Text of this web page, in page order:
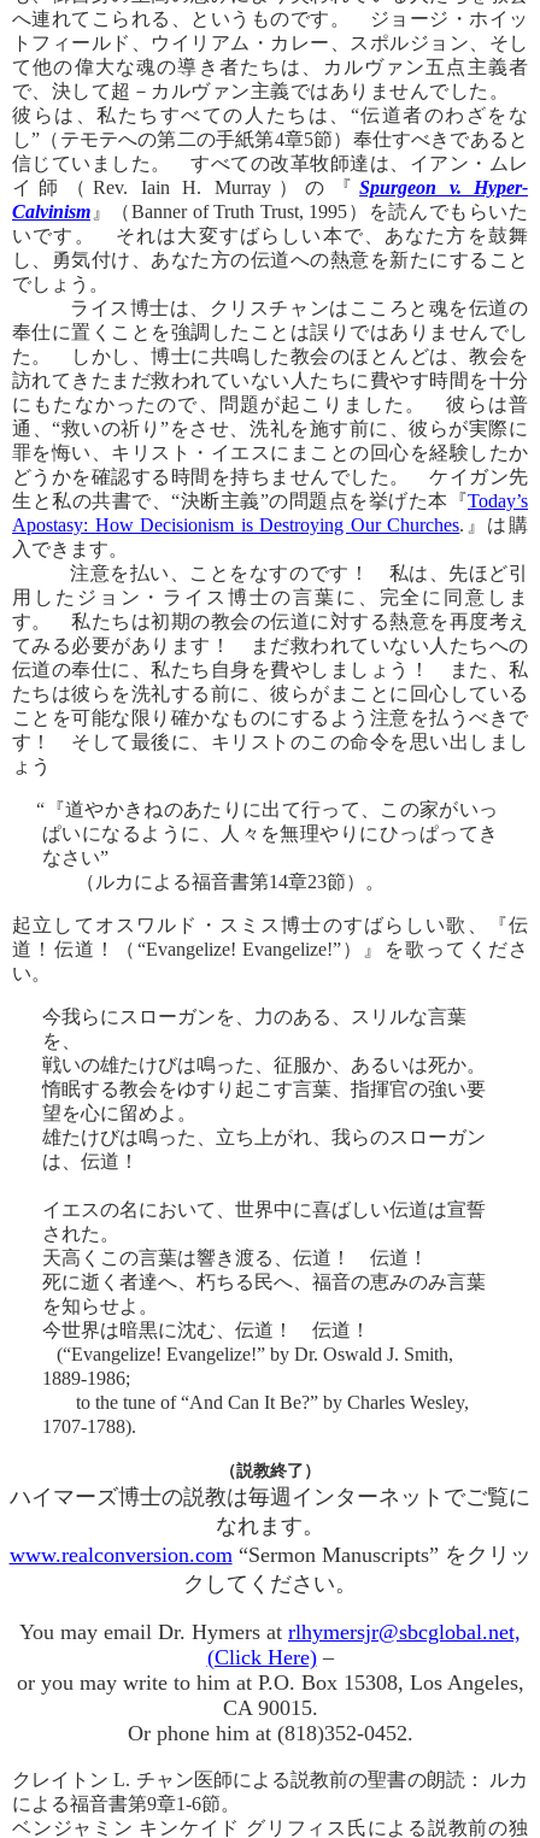
へ連れてこられる、というものです。 ジョージ・ホイッ
トフィールド、ウイリアム・カレー、スポルジョン、そし
て他の偉大な魂の導き者たちは、カルヴァン五点主義者
で、決して超－カルヴァン主義ではありませんでした。
彼らは、私たちすべての人たちは、“伝道者のわざをな
し”（テモテへの第二の手紙第4章5節）奉仕すべきであると
信じていました。 すべての改革牧師達は、イアン・ムレ
イ師（Rev. Iain H. Murray）の『Spurgeon v. Hyper-
Calvinism 』（Banner of Truth Trust, 1995）を読んでもらいた
いです。 それは大変すばらしい本で、あなた方を鼓舞
し、勇気付け、あなた方の伝道への熱意を新たにすること
でしょう。
ライス博士は、クリスチャンはこころと魂を伝道の
奉仕に置くことを強調したことは誤りではありませんでし
た。 しかし、博士に共鳴した教会のほとんどは、教会を
訪れてきたまだ救われていない人たちに費やす時間を十分
にもたなかったので、問題が起こりました。 彼らは普
通、“救いの祈り”をさせ、洗礼を施す前に、彼らが実際に
罪を悔い、キリスト・イエスにまことの回心を経験したか
どうかを確認する時間を持ちませんでした。 ケイガン先
生と私の共書で、“決断主義”の問題点を挙げた本『Today’s
Apostasy: How Decisionism is Destroying Our Churches.』は購
入できます。
注意を払い、ことをなすのです！ 私は、先ほど引
用したジョン・ライス博士の言葉に、完全に同意しま
す。 私たちは初期の教会の伝道に対する熱意を再度考え
てみる必要があります！ まだ救われていない人たちへの
伝道の奉仕に、私たち自身を費やしましょう！ また、私
たちは彼らを洗礼する前に、彼らがまことに回心している
ことを可能な限り確かなものにするよう注意を払うべきで
す！ そして最後に、キリストのこの命令を思い出しまし
ょう
“『道やかきねのあたりに出て行って、この家がいっ
ぱいになるように、人々を無理やりにひっぱってき
なさい”
（ルカによる福音書第14章23節）。
起立してオスワルド・スミス博士のすばらしい歌、『伝
道！伝道！（“Evangelize! Evangelize!”）』を歌ってくださ
い。
今我らにスローガンを、力のある、スリルな言葉
を、
戦いの雄たけびは鳴った、征服か、あるいは死か。
惰眠する教会をゆすり起こす言葉、指揮官の強い要
望を心に留めよ。
雄たけびは鳴った、立ち上がれ、我らのスローガン
は、伝道！
イエスの名において、世界中に喜ばしい伝道は宣誓
された。
天高くこの言葉は響き渡る、伝道！ 伝道！
死に逝く者達へ、朽ちる民へ、福音の恵みのみ言葉
を知らせよ。
今世界は暗黒に沈む、伝道！ 伝道！
(“Evangelize! Evangelize!” by Dr. Oswald J. Smith,
1889-1986;
to the tune of “And Can It Be?” by Charles Wesley,
1707-1788).
（説教終了）
ハイマーズ博士の説教は毎週インターネットでご覧に
なれます。
www.realconversion.com“Sermon Manuscripts” をクリッ
クしてください。
You may email Dr. Hymers at rlhymersjr@sbcglobal.net,
(Click Here)–
or you may write to him at P.O. Box 15308, Los Angeles,
CA 90015.
Or phone him at (818)352-0452.
クレイトン L. チャン医師による説教前の聖書の朗読： ルカ
による福音書第9章1-6節。
ベンジャミン キンケイド グリフィス氏による説教前の独